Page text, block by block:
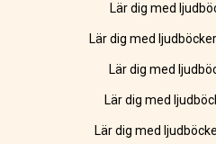
Lär dig med
Lär dig med
Lär dig med
Lär dig med
Lär dig med